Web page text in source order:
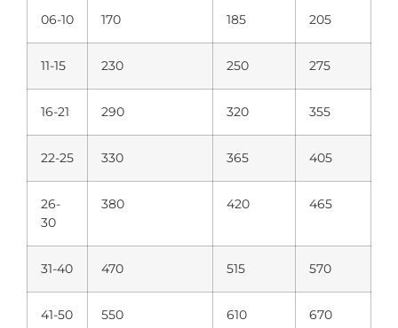
06-10 170 185 205
11-15 230 250 275
16-21 290 320 355
22-25 330 365 405
26-
30
380 420 465
31-40 470 515 570
41-50 550 610 670